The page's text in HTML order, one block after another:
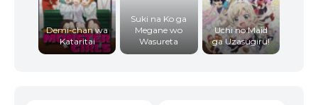
Demi-chan wa
Kataritai
Suki na Ko ga
Megane wo
Wasureta
Uchi no Maid
ga Uzasugiru!